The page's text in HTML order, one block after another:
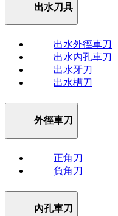
出水刀具
出水外徑車刀
出水內孔車刀
出水牙刀
出水槽刀
外徑車刀
正角刀
負角刀
內孔車刀